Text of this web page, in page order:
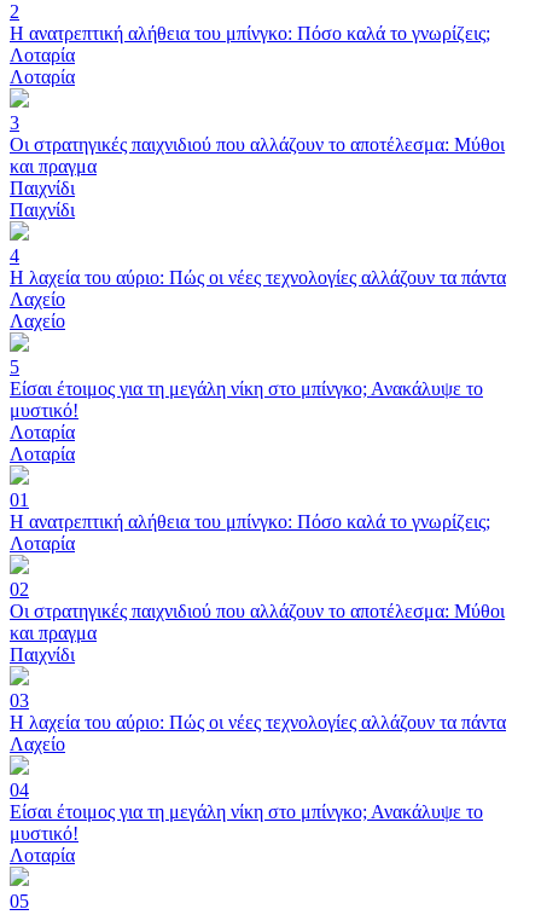
2
Η ανατρεπτική αλήθεια του μπίνγκο: Πόσο καλά το γνωρίζεις;
Λοταρία
Λοταρία
3
Οι στρατηγικές παιχνιδιού που αλλάζουν το αποτέλεσμα: Μύθοι
και πραγμα
Παιχνίδι
Παιχνίδι
4
Η λαχεία του αύριο: Πώς οι νέες τεχνολογίες αλλάζουν τα πάντα
Λαχείο
Λαχείο
5
Είσαι έτοιμος για τη μεγάλη νίκη στο μπίνγκο; Ανακάλυψε το
μυστικό!
Λοταρία
Λοταρία
01
Η ανατρεπτική αλήθεια του μπίνγκο: Πόσο καλά το γνωρίζεις;
Λοταρία
02
Οι στρατηγικές παιχνιδιού που αλλάζουν το αποτέλεσμα: Μύθοι
και πραγμα
Παιχνίδι
03
Η λαχεία του αύριο: Πώς οι νέες τεχνολογίες αλλάζουν τα πάντα
Λαχείο
04
Είσαι έτοιμος για τη μεγάλη νίκη στο μπίνγκο; Ανακάλυψε το
μυστικό!
Λοταρία
05